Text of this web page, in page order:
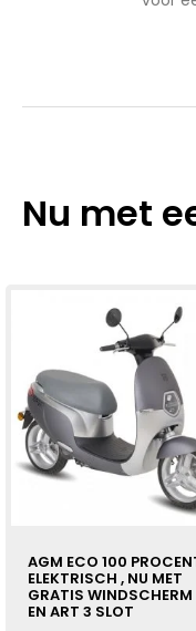
Nu met
AGM ECO 100
ELEKTRISCH , NU MET
GRATIS WINDSCHERM
EN ART 3 SLOT